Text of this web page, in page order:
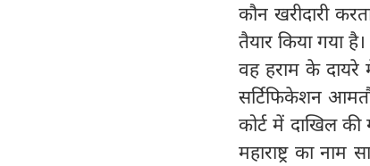
कौन खरीदारी
तैयार किया गया
वह हराम के
सर्टिफिकेशन
कोर्ट में दाखिल
महाराष्ट्र का